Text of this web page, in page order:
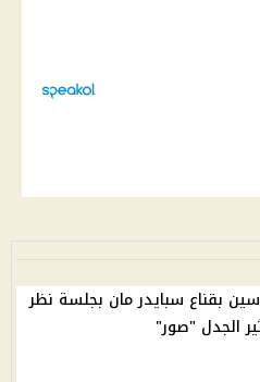
بقناع سبايدر مان بجلسة نظر
الجدل "صور"